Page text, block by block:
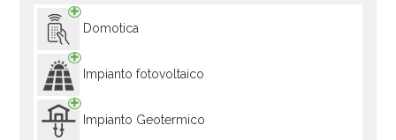
Domotica
Impianto fotovoltaico
Impianto Geotermico